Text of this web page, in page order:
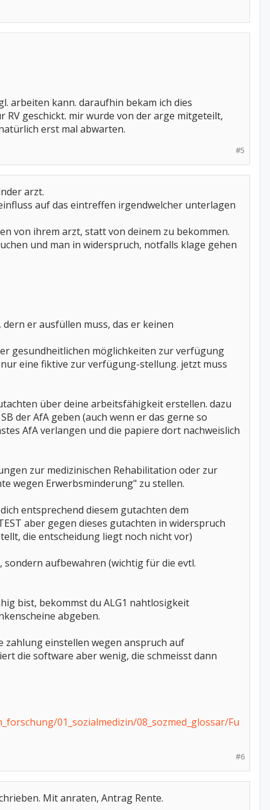
arbeiten kann. daraufhin bekam ich dies
geschickt. mir wurde von der arge mitgeteilt,
erst mal abwarten.
#5
arzt.
auf das eintreffen irgendwelcher unterlagen
von ihrem arzt, statt von deinem zu bekommen.
und man in widerspruch, notfalls klage gehen
er ausfüllen muss, das er keinen
gesundheitlichen möglichkeiten zur verfügung
eine fiktive zur verfügung-stellung. jetzt muss
über deine arbeitsfähigkeit erstellen. dazu
der AfA geben (auch wenn er das gerne so
AfA verlangen und die papiere dort nachweislich
zur medizinischen Rehabilitation oder zur
wegen Erwerbsminderung" zu stellen.
entsprechend diesem gutachten dem
aber gegen dieses gutachten in widerspruch
die entscheidung liegt noch nicht vor)
aufbewahren (wichtig für die evtl.
bist, bekommst du ALG1 nahtlosigkeit
abgeben.
zahlung einstellen wegen anspruch auf
die software aber wenig, die schmeisst dann
01_sozialmedizin/08_sozmed_glossar/Fu
#6
Mit anraten, Antrag Rente.